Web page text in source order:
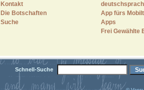
Kontakt
Die Botschaften
Suche
App fürs
Apps
Frei Gewählte
Schnell-Suche